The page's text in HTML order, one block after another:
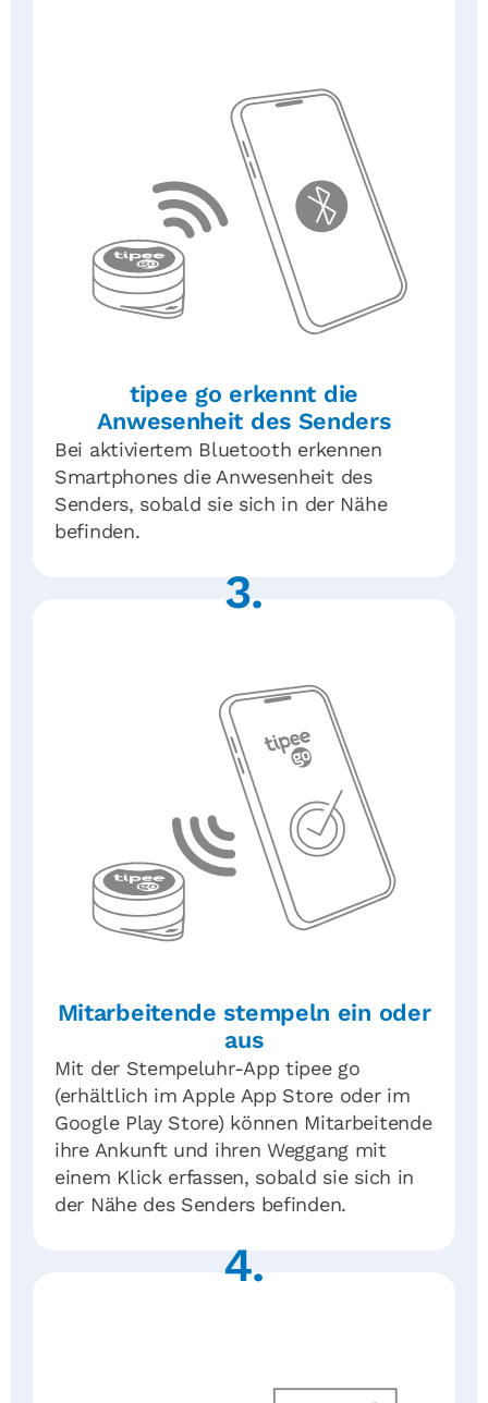
tipee go erkennt die
Anwesenheit des Senders
Bei aktiviertem Bluetooth erkennen
Smartphones die Anwesenheit des
Senders, sobald sie sich in der Nähe
befinden.
3.
Mitarbeitende stempeln ein oder
aus
Mit der Stempeluhr-App tipee go
(erhältlich im Apple App Store oder im
Google Play Store) können Mitarbeitende
ihre Ankunft und ihren Weggang mit
einem Klick erfassen, sobald sie sich in
der Nähe des Senders befinden.
4.